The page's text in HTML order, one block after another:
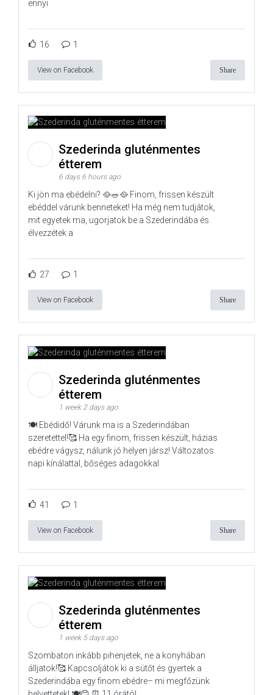
ennyi
16 1
View on Facebook Share
Szederinda gluténmentes
étterem
6 days 6 hours ago
Ki jön ma ebédelni? 🥘🥗🥘 Finom, frissen készült
ebéddel várunk benneteket! Ha még nem tudjátok,
mit egyetek ma, ugorjatok be a Szederindába és
élvezzétek a
27 1
View on Facebook Share
Szederinda gluténmentes
étterem
1 week 2 days ago
🍽️ Ebédidő! Várunk ma is a Szederindában
szeretettel!🥰 Ha egy finom, frissen készült, házias
ebédre vágysz, nálunk jó helyen jársz! Változatos
napi kínálattal, bőséges adagokkal
41 1
View on Facebook Share
Szederinda gluténmentes
étterem
1 week 5 days ago
Szombaton inkább pihenjetek, ne a konyhában
álljatok!🥰 Kapcsoljátok ki a sütőt és gyertek a
Szederindába egy finom ebédre– mi megfőzünk